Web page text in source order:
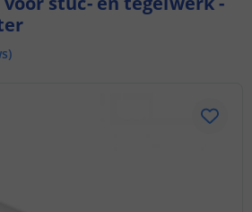
uur besteld,
)